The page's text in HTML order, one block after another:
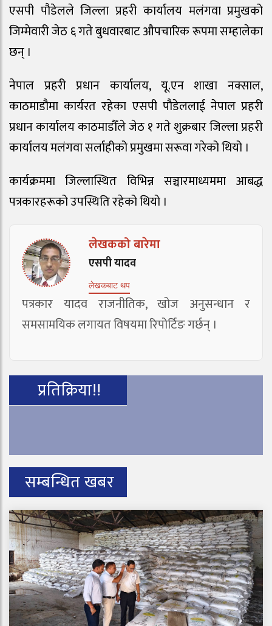
एसपी पौडेलले जिल्ला प्रहरी कार्यालय मलंगवा प्रमुखको
जिम्मेवारी जेठ ६ गते बुधवारबाट औपचारिक रूपमा सम्हालेका
छन् ।
नेपाल प्रहरी प्रधान कार्यालय, यू.एन शाखा नक्साल,
काठमाडौमा कार्यरत रहेका एसपी पौडेललाई नेपाल प्रहरी
प्रधान कार्यालय काठमाडौँले जेठ १ गते शुक्रबार जिल्ला प्रहरी
कार्यालय मलंगवा सर्लाहीको प्रमुखमा सरूवा गरेको थियो ।
कार्यक्रममा जिल्लास्थित विभिन्न सञ्चारमाध्यममा आबद्ध
पत्रकारहरूको उपस्थिति रहेको थियो ।
लेखकको बारेमा
एसपी यादव
लेखकबाट थप
पत्रकार यादव राजनीतिक, खोज अनुसन्धान र
समसामयिक लगायत विषयमा रिपोर्टिङ गर्छन् ।
प्रतिक्रिया!!
सम्बन्धित खबर